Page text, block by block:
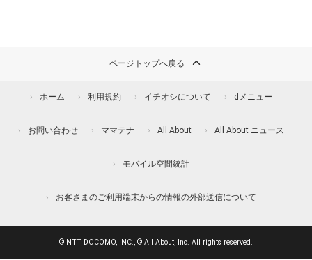
ページトップへ戻る
ホーム 利用規約 イチオシについて dメニュー
お問い合わせ ママテナ All About All About ニュース
モバイル空間統計
お客さまのご利用端末からの情報の外部送信について
© NTT DOCOMO, INC., © All About, Inc. All rights reserved.